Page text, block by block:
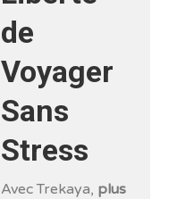
de
Voyager
Sans
Stress
Avec Trekaya, plus